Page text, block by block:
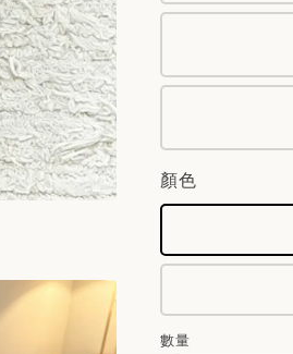
顏色
數量